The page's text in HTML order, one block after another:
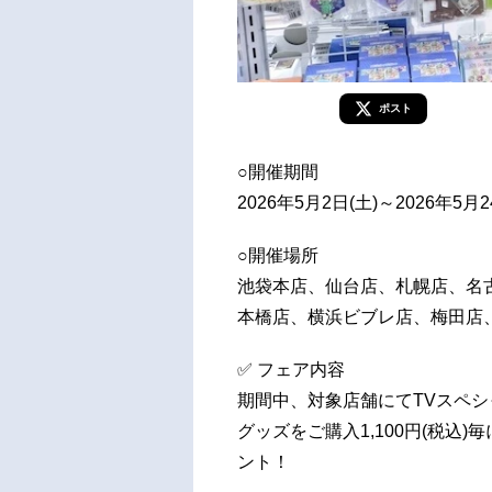
ポスト
○開催期間
2026年5月2日(土)～2026年5月
○開催場所
池袋本店、仙台店、札幌店、名
本橋店、横浜ビブレ店、梅田店
✅ フェア内容
期間中、対象店舗にてTVスペ
グッズをご購入1,100円(税込)
ント！